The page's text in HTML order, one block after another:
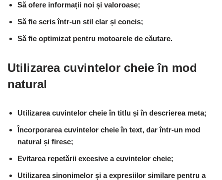
Să ofere informații noi și valoroase;
Să fie scris într-un stil clar și concis;
Să fie optimizat pentru motoarele de căutare.
Utilizarea cuvintelor cheie în mod
natural
Utilizarea cuvintelor cheie în titlu și în descrierea meta;
Încorporarea cuvintelor cheie în text, dar într-un mod
natural și firesc;
Evitarea repetării excesive a cuvintelor cheie;
Utilizarea sinonimelor și a expresiilor similare pentru a